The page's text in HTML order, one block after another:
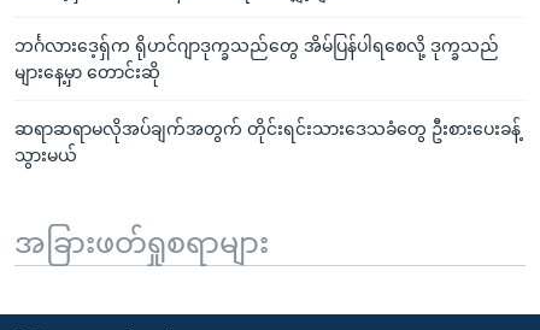
ဘင်္ဂလားဒေ့ရှ်က ရိုဟင်ဂျာဒုက္ခသည်တွေ အိမ်ပြန်ပါရစေလို့ ဒုက္ခသည်
များနေ့မှာ တောင်းဆို
ဆရာဆရာမလိုအပ်ချက်အတွက် တိုင်းရင်းသားဒေသခံတွေ ဦးစားပေးခန့်
သွားမယ်
အခြားဖတ်ရှုစရာများ